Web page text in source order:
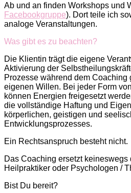
Ab und an finden Workshops und
Facebookgruppe). Dort teile ich
analoge Veranstaltungen.
Was gibt es zu beachten?
Die Klientin trägt die eigene
Aktivierung der
Prozesse während dem
eigenen Willen. Bei jeder Form
können Energien freigesetzt
die vollständige Haftung und
körperlichen, geistigen und
Entwicklungsprozesses.
Ein Rechtsanspruch besteht nicht.
Das Coaching ersetzt keineswegs
Heilpraktiker oder Psychologen /
Bist Du bereit?